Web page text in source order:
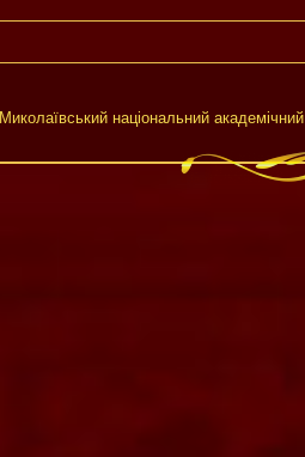
Миколаївський національний